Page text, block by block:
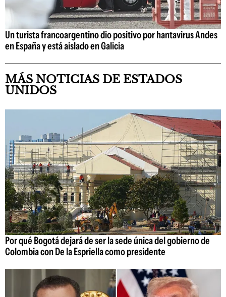
Un turista francoargentino dio positivo por hantavirus Andes
en España y está aislado en Galicia
MÁS NOTICIAS DE ESTADOS
UNIDOS
Por qué Bogotá dejará de ser la sede única del gobierno de
Colombia con De la Espriella como presidente